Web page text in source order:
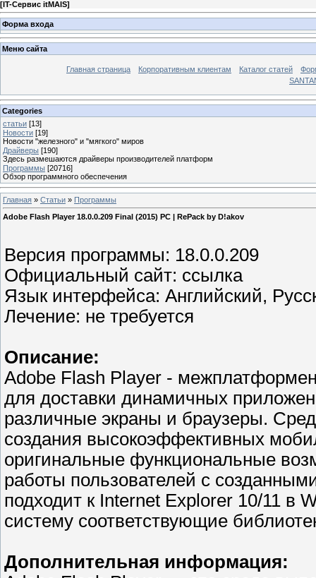
[IT-Сервис itMAIS]
Форма входа
Меню сайта
Главная страница Корпоративным клиентам Каталог статей
Categories
статьи [13]
Новости [19]
Новости "железного" и "мягкого" миров
Драйверы [190]
Здесь размешаются драйверы производителей платформ
Программы [20716]
Обзор программного обеспечения
Главная » Статьи » Программы
Adobe Flash Player 18.0.0.209 Final (2015) PC | RePack by D!akov
Версия программы: 18.0.0.209
Официальный сайт: ссылка
Язык интерфейса: Английский,
Лечение: не требуется
Описание:
Adobe Flash Player -
для доставки динамичных
различные экраны и браузеры.
создания высокоэффективных
оригинальные функциональные
работы пользователей с
подходит к Internet Explorer 10/11
систему соответствующие
Дополнительная информация: